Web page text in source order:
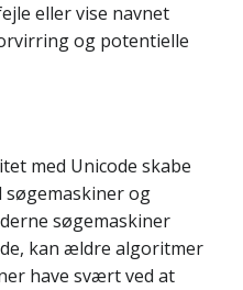
eller vise navnet
og potentielle
med Unicode skabe
og
søgemaskiner
kan ældre algoritmer
have svært ved at